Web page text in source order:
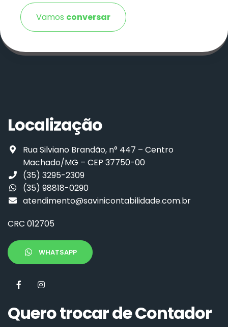
Vamos conversar
Localização
Rua Silviano Brandão, n° 447 – Centro
Machado/MG – CEP 37750-00
(35) 3295-2309
(35) 98818-0290
atendimento@savinicontabilidade.com.br
CRC 012705
WHATSAPP
Quero trocar de Contador